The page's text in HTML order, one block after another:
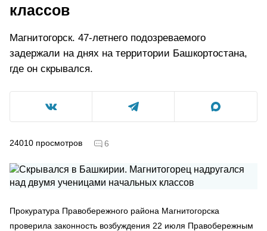
классов
Магнитогорск. 47-летнего подозреваемого
задержали на днях на территории Башкортостана,
где он скрывался.
24010 просмотров 6
Прокуратура Правобережного района Магнитогорска
проверила законность возбуждения 22 июля Правобережным